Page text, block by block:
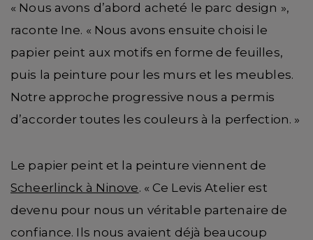
« Nous avons d’abord acheté le parc design »,
raconte Ine. « Nous avons ensuite choisi le
papier peint aux motifs en forme de feuilles,
puis la peinture pour les murs et les meubles.
Notre approche progressive nous a permis
d’accorder toutes les couleurs à la perfection. »
Le papier peint et la peinture viennent de
Scheerlinck à Ninove. « Ce Levis Atelier est
devenu pour nous un véritable partenaire de
confiance. Ils nous avaient déjà beaucoup